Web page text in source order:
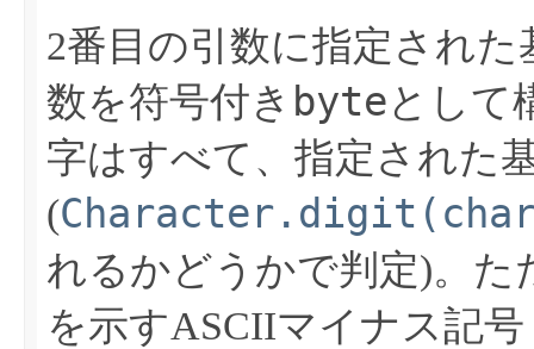
2番目の引数に指定され
数を符号付き byteとして
字はすべて、指定された
(
れるかどうかで判定)。た
を示すASCIIマイナス記号